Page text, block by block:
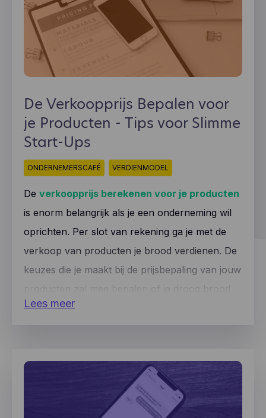
De Verkoopprijs Bepalen voor
je Producten - Tips voor Slimme
Start-Ups
ONDERNEMERSCAFÉ VERDIENMODEL
De verkoopprijs berekenen voor je producten
is enorm belangrijk als je een onderneming wil
oprichten. Per slot van rekening ga je met de
verkoop van producten je brood verdienen. De
keuzes die je maakt bij de prijsbepaling van jouw
zal eten, of rijkelijk belegde sandwiches.
Lees meer